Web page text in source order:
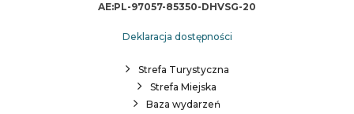
AE:PL-97057-85350-DHVSG-20
Deklaracja dostępności
Strefa Turystyczna
Strefa Miejska
Baza wydarzeń